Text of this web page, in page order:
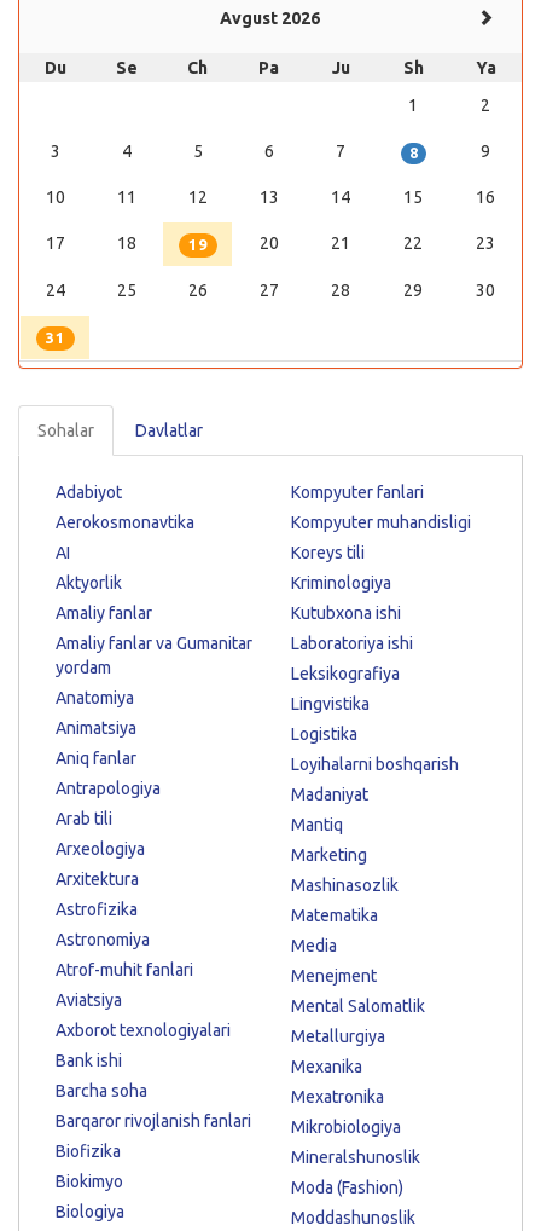
Avgust 2026
Du Se Ch Pa Ju Sh
Ya
1
2
3 4 5 6 7 8 9
10 11 12 13 14 15 16
17 18 19 20 21 22 23
24 25 26 27 28 29 30
31
Sohalar Davlatlar
Adabiyot
Aerokosmonavtika
AI
Aktyorlik
Amaliy fanlar
Amaliy fanlar va Gumanitar
yordam
Anatomiya
Animatsiya
Aniq fanlar
Antrapologiya
Arab tili
Arxeologiya
Arxitektura
Astrofizika
Astronomiya
Atrof-muhit fanlari
Aviatsiya
Axborot texnologiyalari
Bank ishi
Barcha soha
Barqaror rivojlanish fanlari
Biofizika
Biokimyo
Biologiya
Kompyuter fanlari
Kompyuter muhandisligi
Koreys tili
Kriminologiya
Kutubxona ishi
Laboratoriya ishi
Leksikografiya
Lingvistika
Logistika
Loyihalarni boshqarish
Madaniyat
Mantiq
Marketing
Mashinasozlik
Matematika
Media
Menejment
Mental Salomatlik
Metallurgiya
Mexanika
Mexatronika
Mikrobiologiya
Mineralshunoslik
Moda (Fashion)
Moddashunoslik